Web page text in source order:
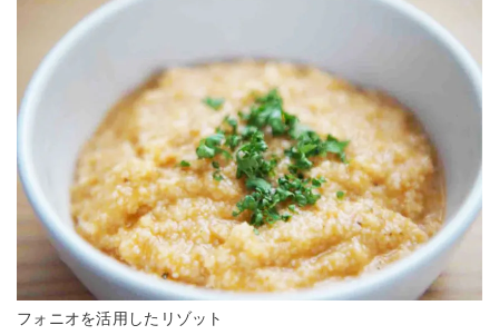
フォニオを活用したリゾット